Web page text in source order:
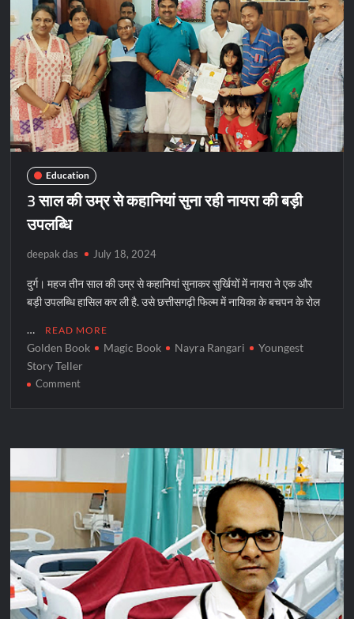
उपाधि
Education
3 साल की उम्र से कहानियां सुना रही नायरा की बड़ी
उपलब्धि
deepak das July 18, 2024
दुर्ग। महज तीन साल की उम्र से कहानियां सुनाकर सुर्खियों में नायरा ने एक और
बड़ी उपलब्धि हासिल कर ली है. उसे छत्तीसगढ़ी फिल्म में नायिका के बचपन के रोल
… READ MORE
Golden Book Magic Book Nayra Rangari
Youngest
Story Teller
Commenton
उम्र
कहानियां
सुना
रही
नायरा
की
बड़ी
उपलब्धि